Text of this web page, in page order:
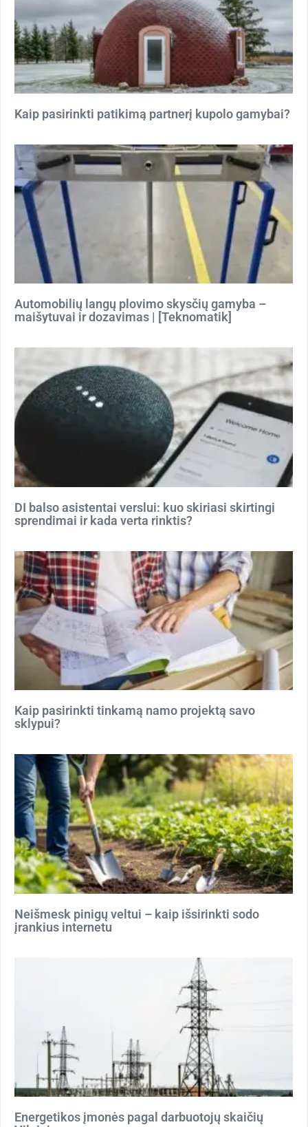
Kaip pasirinkti patikimą partnerį kupolo gamybai?
Automobilių langų plovimo skysčių gamyba –
maišytuvai ir dozavimas | [Teknomatik]
DI balso asistentai verslui: kuo skiriasi skirtingi
sprendimai ir kada verta rinktis?
Kaip pasirinkti tinkamą namo projektą savo
sklypui?
Neišmesk pinigų veltui – kaip išsirinkti sodo
įrankius internetu
Energetikos įmonės pagal darbuotojų skaičių